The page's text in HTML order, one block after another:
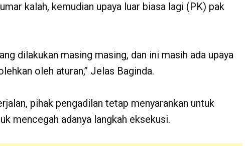
kalah, kemudian upaya luar biasa lagi (PK) pak
dilakukan masing masing, dan ini masih ada upaya
oleh aturan,’’ Jelas Baginda.
pihak pengadilan tetap menyarankan untuk
mencegah adanya langkah eksekusi.